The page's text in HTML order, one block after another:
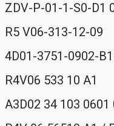
ZDV-P-01-1-S0-D1
R5 V06-313-12-09
4D01-3751-0902-
R4V06 533 10 A1
A3D02 34 103